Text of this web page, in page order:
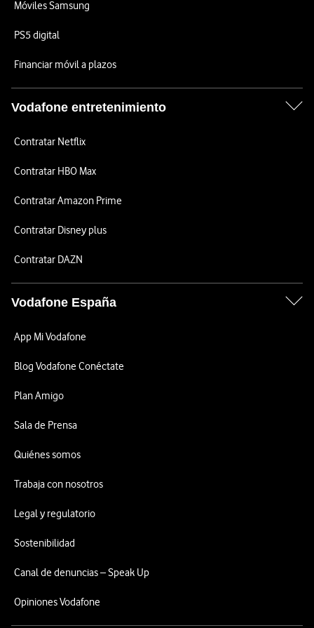
Móviles Samsung
PS5 digital
Financiar móvil a plazos
Vodafone entretenimiento
Contratar Netflix
Contratar HBO Max
Contratar Amazon Prime
Contratar Disney plus
Contratar DAZN
Vodafone España
App Mi Vodafone
Blog Vodafone Conéctate
Plan Amigo
Sala de Prensa
Quiénes somos
Trabaja con nosotros
Legal y regulatorio
Sostenibilidad
Canal de denuncias – Speak Up
Opiniones Vodafone